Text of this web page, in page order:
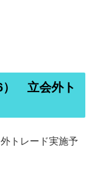
） 立会外ト
トレード実施予